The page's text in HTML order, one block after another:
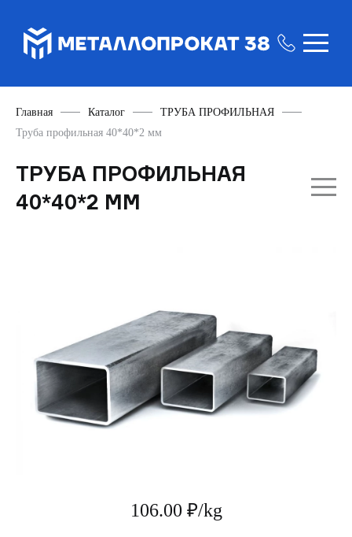
Главная Каталог
ТРУБА ПРОФИЛЬНАЯ
Труба профильная 40*40*2 мм
ТРУБА ПРОФИЛЬНАЯ
40*40*2 ММ
106.00 ₽/kg